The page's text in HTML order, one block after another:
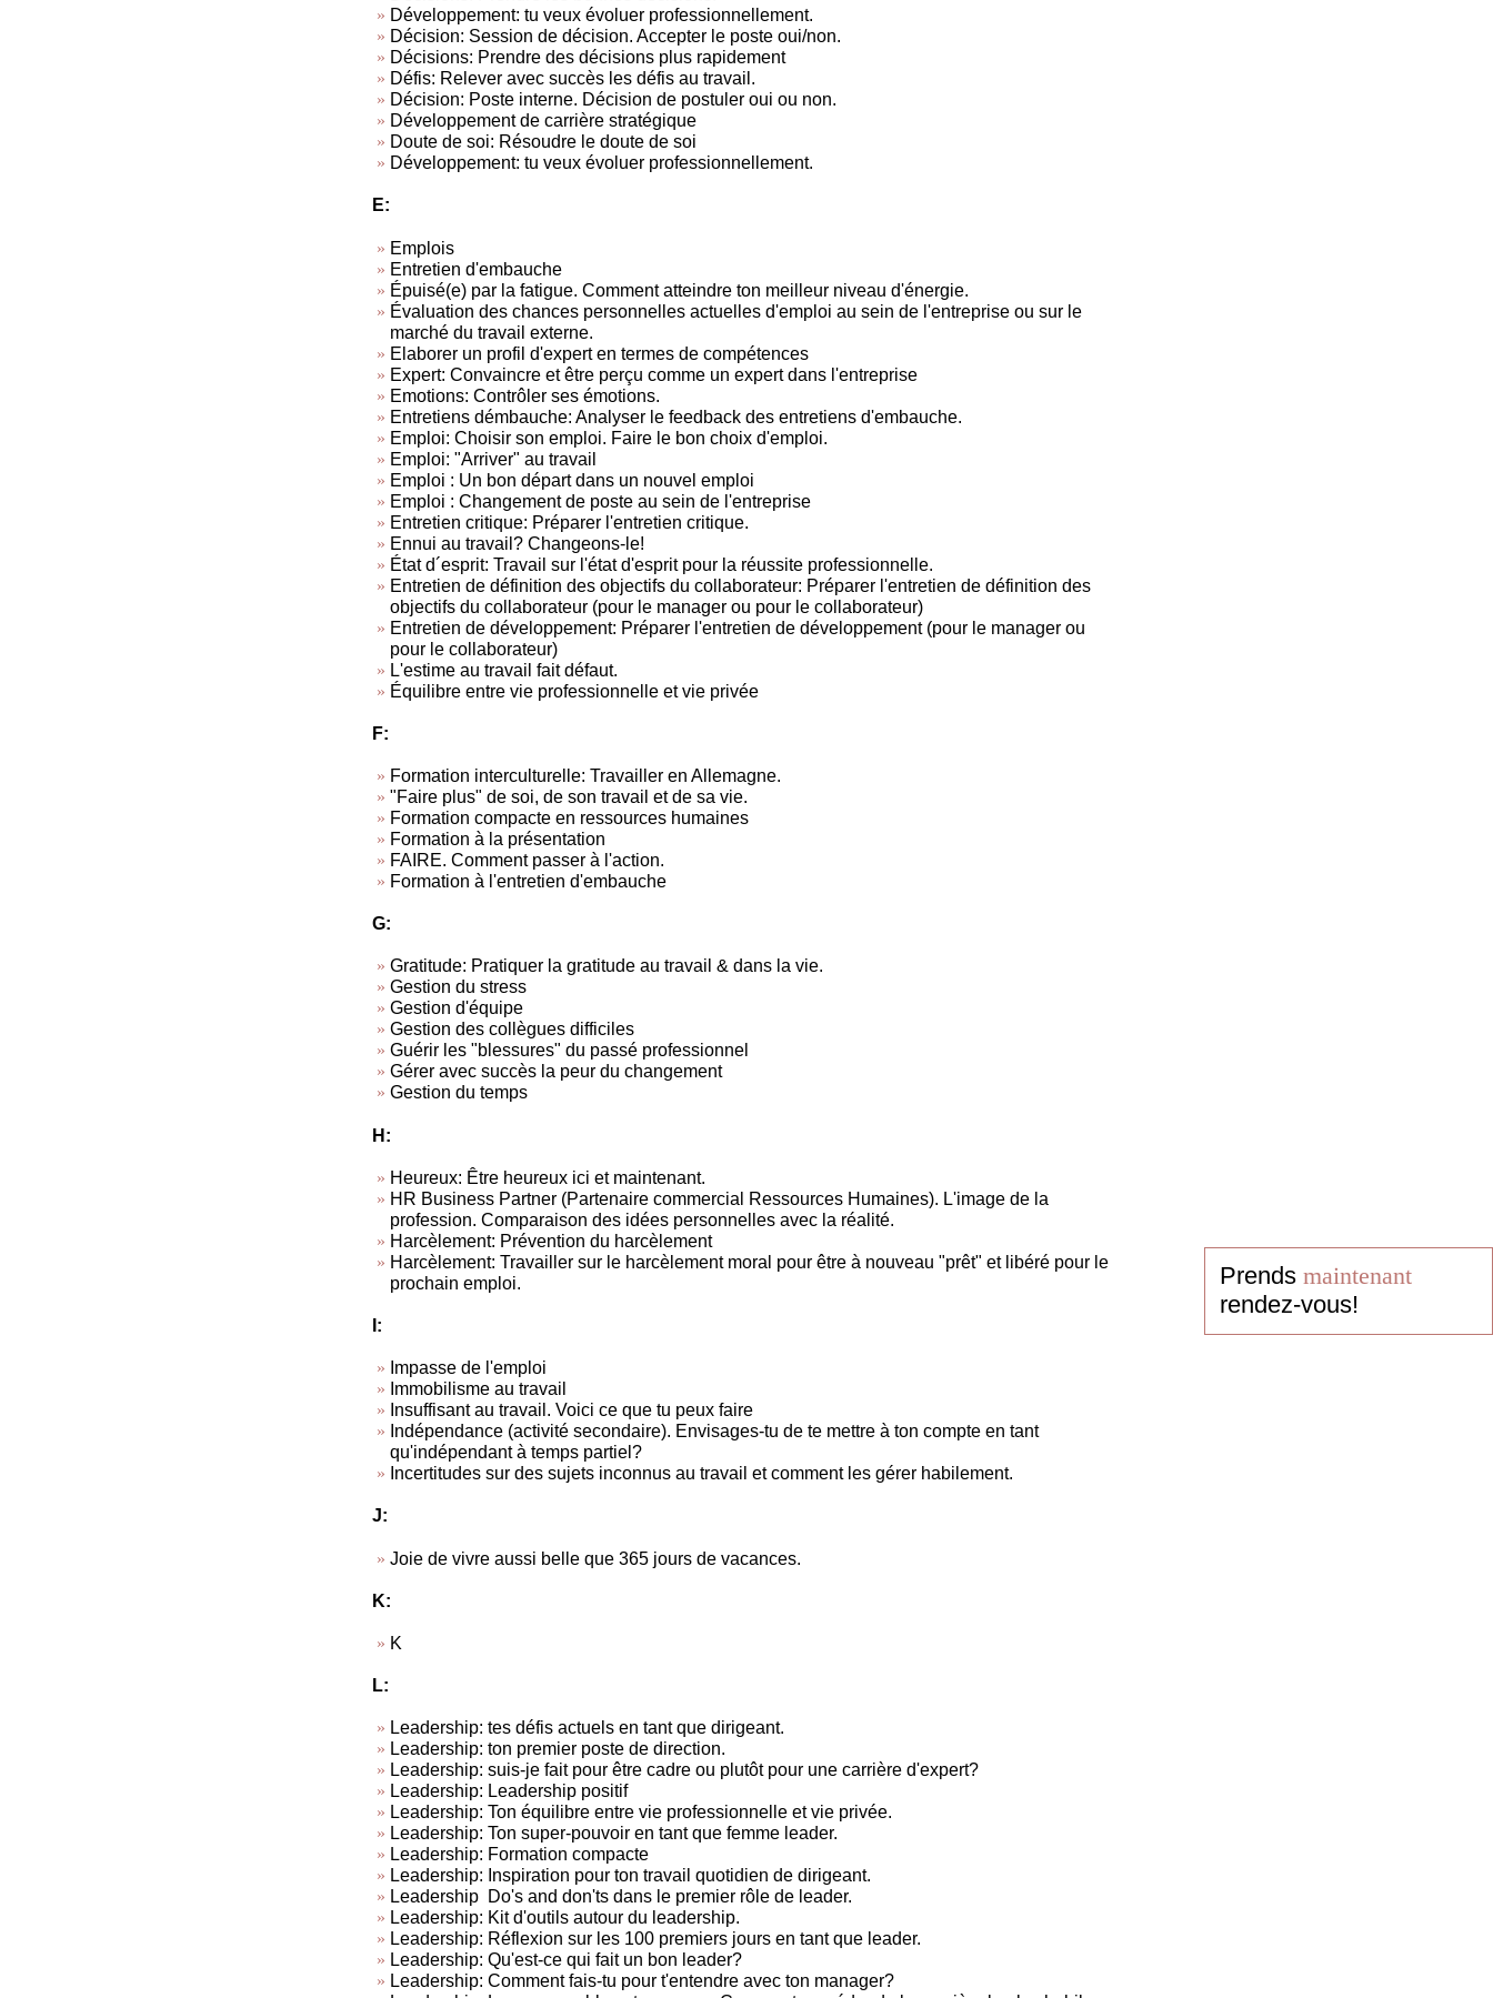
Développement: tu veux évoluer professionnellement.
Décision: Session de décision. Accepter le poste oui/non.
Décisions: Prendre des décisions plus rapidement
Défis: Relever avec succès les défis au travail.
Décision: Poste interne. Décision de postuler oui ou non.
Développement de carrière stratégique
Doute de soi: Résoudre le doute de soi
Développement: tu veux évoluer professionnellement.
E:
Emplois
Entretien d'embauche
Épuisé(e) par la fatigue. Comment atteindre ton meilleur niveau d'énergie.
Évaluation des chances personnelles actuelles d'emploi au sein de l'entreprise ou sur le
marché du travail externe.
Elaborer un profil d'expert en termes de compétences
Expert: Convaincre et être perçu comme un expert dans l'entreprise
Emotions: Contrôler ses émotions.
Entretiens démbauche: Analyser le feedback des entretiens d'embauche.
Emploi: Choisir son emploi. Faire le bon choix d'emploi.
Emploi: "Arriver" au travail
Emploi : Un bon départ dans un nouvel emploi
Emploi : Changement de poste au sein de l'entreprise
Entretien critique: Préparer l'entretien critique.
Ennui au travail? Changeons-le!
État d´esprit: Travail sur l'état d'esprit pour la réussite professionnelle.
Entretien de définition des objectifs du collaborateur: Préparer l'entretien de définition des
objectifs du collaborateur (pour le manager ou pour le collaborateur)
Entretien de développement: Préparer l'entretien de développement (pour le manager ou
pour le collaborateur)
L'estime au travail fait défaut.
Équilibre entre vie professionnelle et vie privée
F:
Formation interculturelle: Travailler en Allemagne.
"Faire plus" de soi, de son travail et de sa vie.
Formation compacte en ressources humaines
Formation à la présentation
FAIRE. Comment passer à l'action.
Formation à l'entretien d'embauche
G:
Gratitude: Pratiquer la gratitude au travail & dans la vie.
Gestion du stress
Gestion d'équipe
Gestion des collègues difficiles
Guérir les "blessures" du passé professionnel
Gérer avec succès la peur du changement
Gestion du temps
H:
Heureux: Être heureux ici et maintenant.
HR Business Partner (Partenaire commercial Ressources Humaines). L'image de la
profession. Comparaison des idées personnelles avec la réalité.
Harcèlement: Prévention du harcèlement
Harcèlement: Travailler sur le harcèlement moral pour être à nouveau "prêt" et libéré pour le
prochain emploi.
I:
Impasse de l'emploi
Immobilisme au travail
Insuffisant au travail. Voici ce que tu peux faire
Indépendance (activité secondaire). Envisages-tu de te mettre à ton compte en tant
qu'indépendant à temps partiel?
Incertitudes sur des sujets inconnus au travail et comment les gérer habilement.
J:
Joie de vivre aussi belle que 365 jours de vacances.
K:
K
L:
Leadership: tes défis actuels en tant que dirigeant.
Leadership: ton premier poste de direction.
Leadership: suis-je fait pour être cadre ou plutôt pour une carrière d'expert?
Leadership: Leadership positif
Leadership: Ton équilibre entre vie professionnelle et vie privée.
Leadership: Ton super-pouvoir en tant que femme leader.
Leadership: Formation compacte
Leadership: Inspiration pour ton travail quotidien de dirigeant.
Leadership Do's and don'ts dans le premier rôle de leader.
Leadership: Kit d'outils autour du leadership.
Leadership: Réflexion sur les 100 premiers jours en tant que leader.
Leadership: Qu'est-ce qui fait un bon leader?
Leadership: Comment fais-tu pour t'entendre avec ton manager?
Prends maintenant
rendez-vous!